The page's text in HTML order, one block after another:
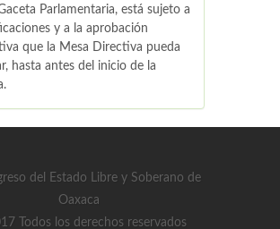
Parlamentaria, está sujeto a
y a la aprobación
que la Mesa Directiva pueda
hasta antes del inicio de la
del Estado Libre y Soberano de
Oaxaca
Todos los derechos reservados